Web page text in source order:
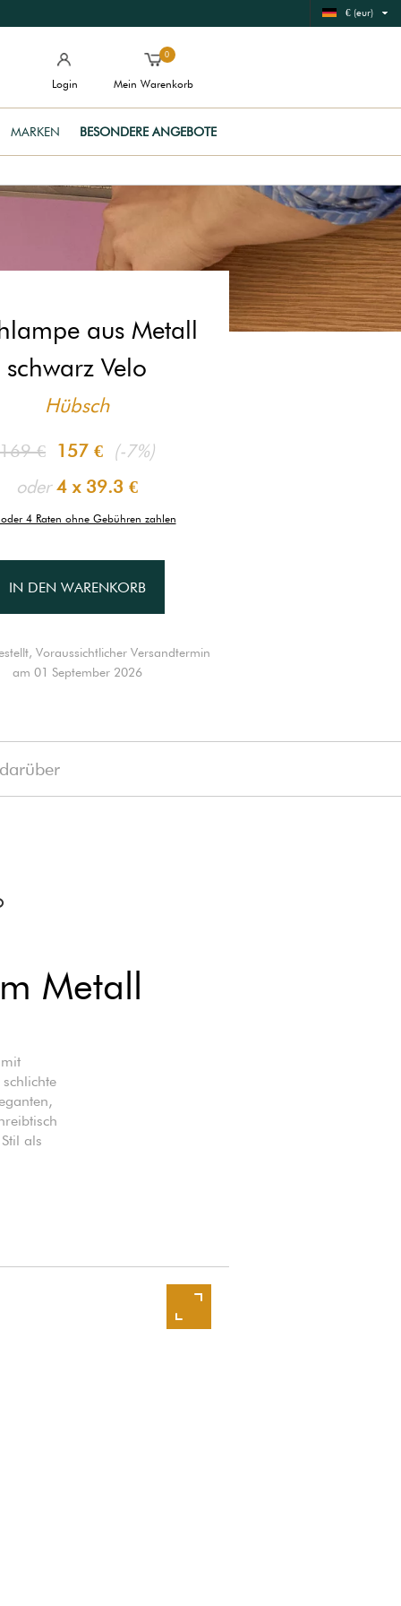
€ (eur)
Login
0
Mein Warenkorb
MARKEN BESONDERE ANGEBOTE
aus Metall
schwarz Velo
Hübsch
169 € 157 € (-7%)
oder4 x 39.3 €
4 Raten ohne Gebühren zahlen
IN DEN WARENKORB
Voraussichtlicher Versandtermin
am 01 September 2026
Metall
als